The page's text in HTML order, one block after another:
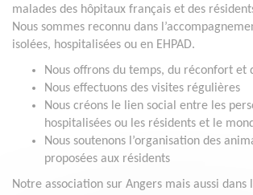
malades des hôpitaux français et des
Nous sommes reconnu dans
isolées, hospitalisées ou en EHPAD.
Nous offrons du temps, du réconfort et
Nous effectuons des visites régulières
Nous créons le lien social entre les
hospitalisées ou les résidents et le
Nous soutenons l’organisation des
proposées aux résidents
Notre association sur Angers mais aussi dans